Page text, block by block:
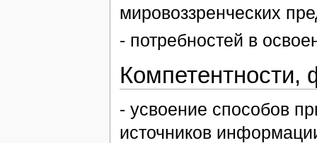
мировоззренческих
- потребностей в
- усвоение способов
источников